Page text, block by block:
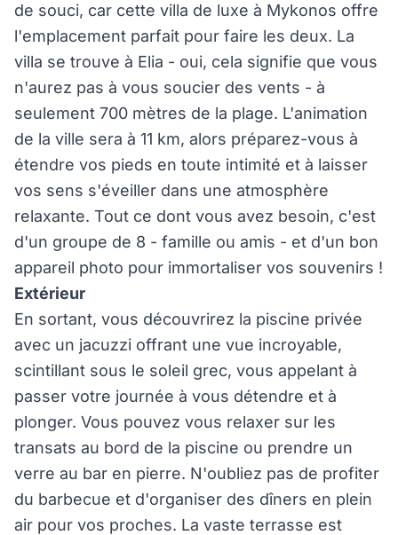
de souci, car cette villa de luxe à Mykonos offre
l'emplacement parfait pour faire les deux. La
villa se trouve à Elia - oui, cela signifie que vous
n'aurez pas à vous soucier des vents - à
seulement 700 mètres de la plage. L'animation
de la ville sera à 11 km, alors préparez-vous à
étendre vos pieds en toute intimité et à laisser
vos sens s'éveiller dans une atmosphère
relaxante. Tout ce dont vous avez besoin, c'est
d'un groupe de 8 - famille ou amis - et d'un bon
appareil photo pour immortaliser vos souvenirs !
Extérieur
En sortant, vous découvrirez la piscine privée
avec un jacuzzi offrant une vue incroyable,
scintillant sous le soleil grec, vous appelant à
passer votre journée à vous détendre et à
plonger. Vous pouvez vous relaxer sur les
transats au bord de la piscine ou prendre un
verre au bar en pierre. N'oubliez pas de profiter
du barbecue et d'organiser des dîners en plein
air pour vos proches. La vaste terrasse est